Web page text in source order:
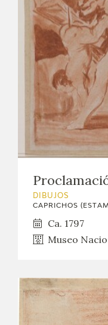
DIBUJOS
CAPRICHOS
Ca. 1797
Museo